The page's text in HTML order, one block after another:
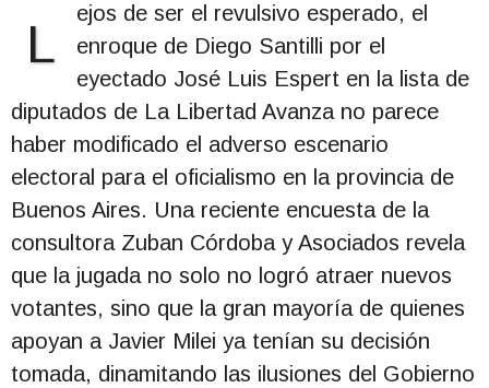
L
ejos de ser el revulsivo esperado, el
enroque de Diego Santilli por el
eyectado José Luis Espert en la lista de
diputados de La Libertad Avanza no parece
haber modificado el adverso escenario
electoral para el oficialismo en la provincia de
Buenos Aires. Una reciente encuesta de la
consultora Zuban Córdoba y Asociados revela
que la jugada no solo no logró atraer nuevos
votantes, sino que la gran mayoría de quienes
apoyan a Javier Milei ya tenían su decisión
tomada, dinamitando las ilusiones del Gobierno